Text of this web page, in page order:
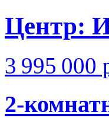
Центр:
3 995 000
2-